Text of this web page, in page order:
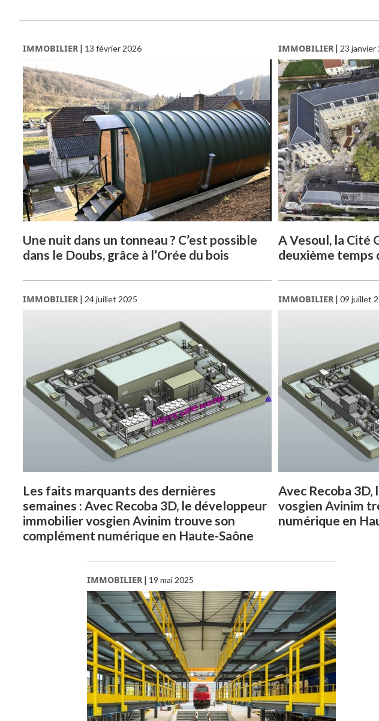
IMMOBILIER| 13 février 2026
Une nuit dans un tonneau ? C’est possible
dans le Doubs, grâce à l’Orée du bois
IMMOBILIER| 23 janvier
A Vesoul, la Cité
deuxième temps
IMMOBILIER| 24 juillet 2025
Les faits marquants des dernières
semaines : Avec Recoba 3D, le développeur
immobilier vosgien Avinim trouve son
complément numérique en Haute-Saône
IMMOBILIER|09 juillet
Avec Recoba
vosgien Avinim
numérique en
IMMOBILIER| 19 mai 2025